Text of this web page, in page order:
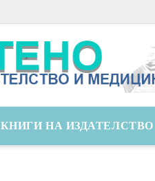
КНИГИ НА